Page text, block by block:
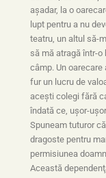
aşadar, la o
lupt pentru a nu
teatru, un altul să-
să mă atragă într-o
câmp. Un
fur un lucru de
aceşti colegi fără
îndată ce, uşor-
Spuneam tuturor
dragoste pentru
permisiunea
Această